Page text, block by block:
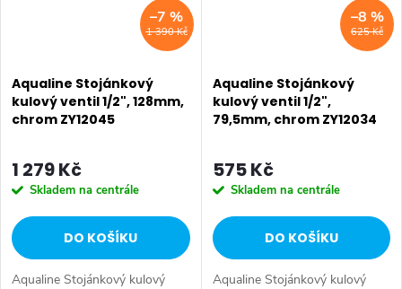
1 390 Kč
–7 %
Aqualine Stojánkový
kulový ventil 1/2", 128mm,
chrom ZY12045
1 279 Kč
Skladem na centrále
DO KOŠÍKU
Aqualine Stojánkový kulový
625 Kč
–8 %
Aqualine Stojánkový
kulový ventil 1/2",
79,5mm, chrom ZY12034
575 Kč
Skladem na centrále
DO KOŠÍKU
Aqualine Stojánkový kulový